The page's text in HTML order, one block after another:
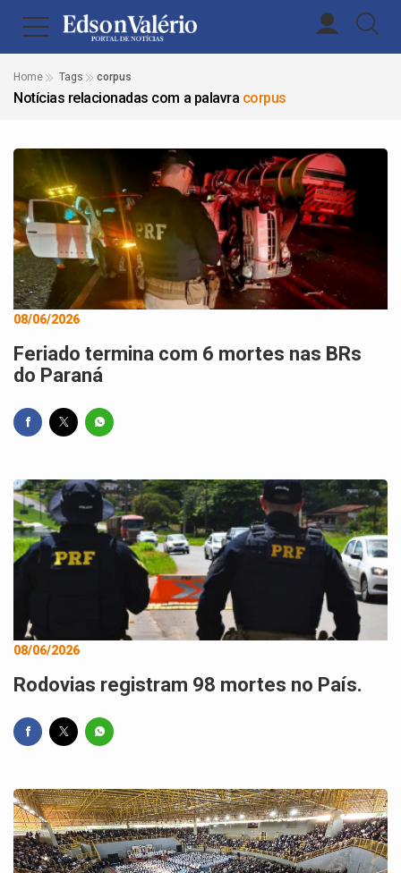
Home Tags corpus
Notícias relacionadas com a palavra corpus
08/06/2026
Feriado termina com 6 mortes nas BRs
do Paraná
08/06/2026
Rodovias registram 98 mortes no País.